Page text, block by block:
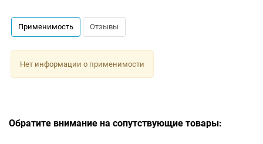
Применимость Отзывы
Нет информации о применимости
Обратите внимание на сопутствующие товары: